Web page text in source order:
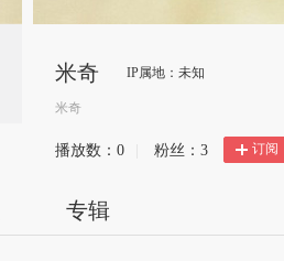
米奇 IP属地：未知
米奇
播放数： 0 粉丝： 3 订阅
专辑